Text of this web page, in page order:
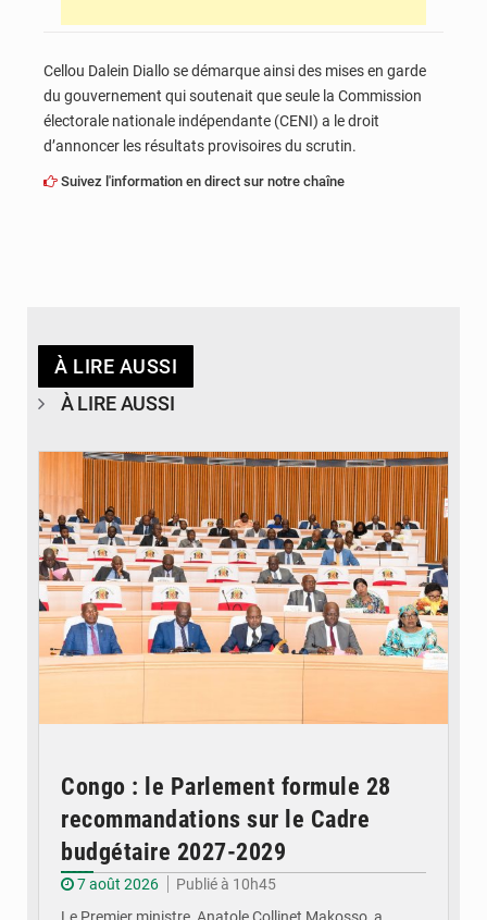
Cellou Dalein Diallo se démarque ainsi des mises en garde
du gouvernement qui soutenait que seule la Commission
électorale nationale indépendante (CENI) a le droit
d’annoncer les résultats provisoires du scrutin.
Suivez l'information en direct sur notre chaîne
À LIRE AUSSI
À LIRE AUSSI
Congo : le Parlement formule 28
recommandations sur le Cadre
budgétaire 2027-2029
7 août 2026
Publié à 10h45